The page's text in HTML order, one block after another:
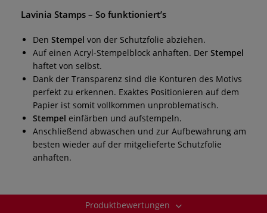
Lavinia Stamps – So funktioniert’s
Den Stempel von der Schutzfolie abziehen.
Auf einen Acryl-Stempelblock anhaften. Der Stempel
haftet von selbst.
Dank der Transparenz sind die Konturen des Motivs
perfekt zu erkennen. Exaktes Positionieren auf dem
Papier ist somit vollkommen unproblematisch.
Stempel einfärben und aufstempeln.
Anschließend abwaschen und zur Aufbewahrung am
besten wieder auf der mitgelieferte Schutzfolie
anhaften.
Produktbewertungen